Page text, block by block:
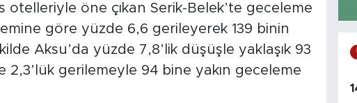
otelleriyle öne çıkan Serik-Belek’te geceleme
göre yüzde 6,6 gerileyerek 139 binin
Aksu’da yüzde 7,8’lik düşüşle yaklaşık 93
2,3’lük gerilemeyle 94 bine yakın geceleme